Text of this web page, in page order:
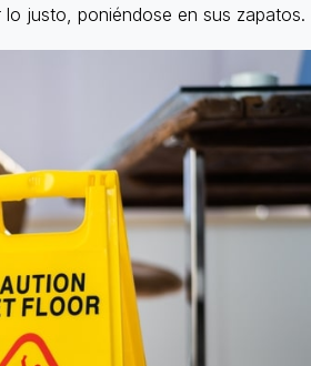
justo, poniéndose en sus zapatos.